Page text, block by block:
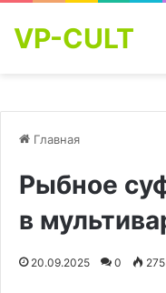
VP-CULT
Главная
Рыбное
в
20.09.2025 0 275